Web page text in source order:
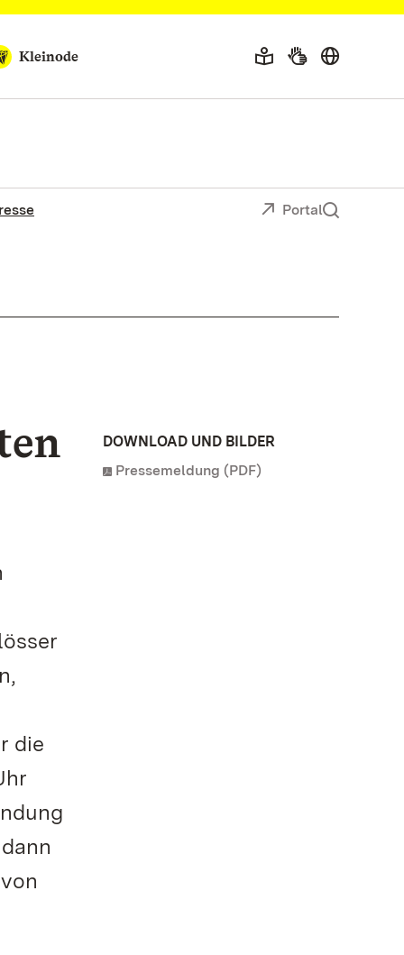
Kleinode
Portal
die
DOWNLOAD UND BILDER
Pressemeldung (PDF)